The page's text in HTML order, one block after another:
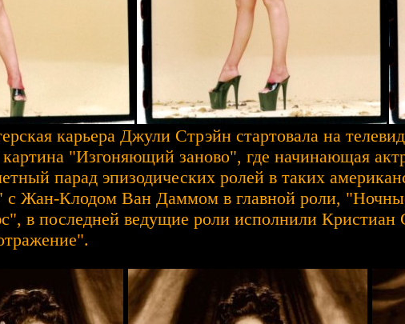
карьера Джули Стрэйн стартовала на
"Изгоняющий заново", где начинающая
парад эпизодических ролей в таких
с Жан-Клодом Ван Даммом в главной роли,
в последней ведущие роли исполнили